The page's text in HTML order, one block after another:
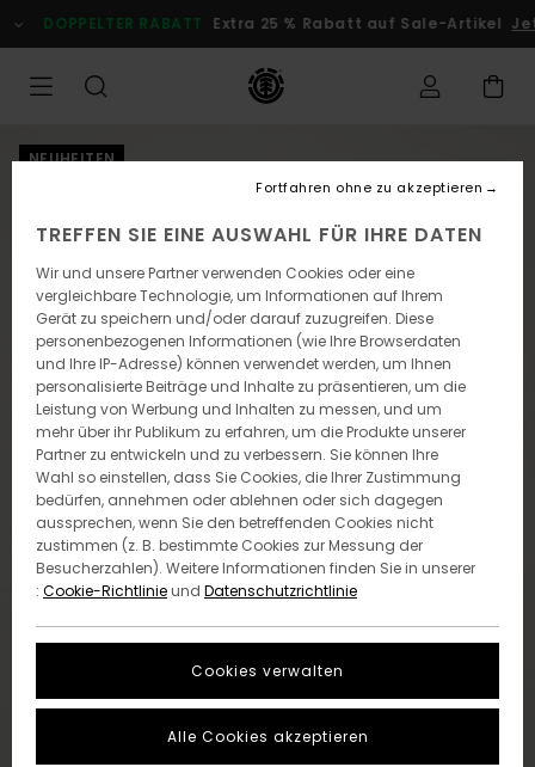
zur
Produktinformation
DOPPELTER RABATT Extra 25 % Rabatt auf Sale-Artikel
NEUHEITEN
TREFFEN SIE EINE AUSWAHL FÜR IHRE DATEN
Wir und unsere Partner verwenden Cookies oder eine
vergleichbare Technologie, um Informationen auf Ihrem
Gerät zu speichern und/oder darauf zuzugreifen. Diese
personenbezogenen Informationen (wie Ihre Browserdaten
und Ihre IP-Adresse) können verwendet werden, um Ihnen
personalisierte Beiträge und Inhalte zu präsentieren, um die
Leistung von Werbung und Inhalten zu messen, und um
mehr über ihr Publikum zu erfahren, um die Produkte unserer
Partner zu entwickeln und zu verbessern. Sie können Ihre
Wahl so einstellen, dass Sie Cookies, die Ihrer Zustimmung
bedürfen, annehmen oder ablehnen oder sich dagegen
aussprechen, wenn Sie den betreffenden Cookies nicht
zustimmen (z. B. bestimmte Cookies zur Messung der
Besucherzahlen). Weitere Informationen finden Sie in unserer
: Cookie-Richtlinieund Datenschutzrichtlinie
Cookies verwalten
Fortfahren ohne zu akzeptieren
Alle Cookies akzeptieren